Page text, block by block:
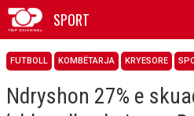
SPORT
FUTBOLL KOMBËTARJA KRYESORE
Ndryshon 27% e